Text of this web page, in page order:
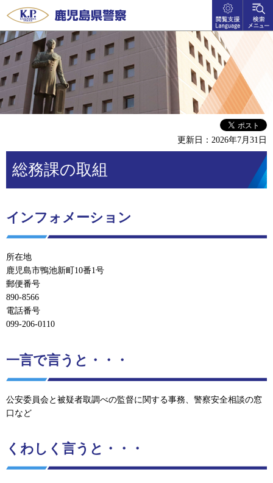
鹿児島県警察
閲覧支
援
language
検索メ
ニュー
更新日：2026年7月31日
総務課の取組
インフォメーション
所在地
鹿児島市鴨池新町10番1号
郵便番号
890-8566
電話番号
099-206-0110
一言で言うと・・・
公安委員会と被疑者取調べの監督に関する事務、警察安全相談の窓
口など
くわしく言うと・・・